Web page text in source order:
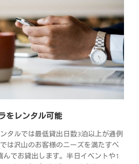
をレンタル可能
タルでは最低貸出日数3泊以上が通例
は沢山のお客様のニーズを満たすべ
んでお貸出します。半日イベントや1